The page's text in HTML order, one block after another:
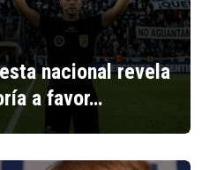
nacional revela
a favor…